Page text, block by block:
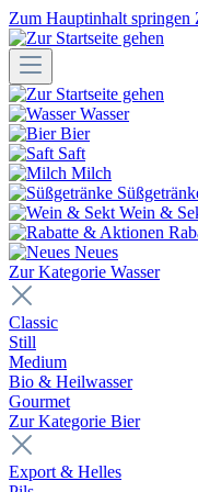
Zum Hauptinhalt springen
Wasser
Bier
Saft
Milch
Wein &
Neues
Zur Kategorie Wasser
Classic
Still
Medium
Bio & Heilwasser
Gourmet
Zur Kategorie Bier
Export & Helles